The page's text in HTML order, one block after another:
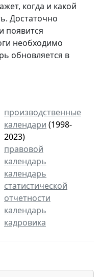
когда и какой
Достаточно
появится
необходимо
обновляется в
производственные
календари (1998-
2023)
правовой
календарь
календарь
статистической
отчетности
календарь
кадровика